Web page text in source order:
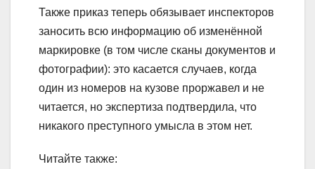
Также приказ теперь обязывает инспекторов
заносить всю информацию об изменённой
маркировке (в том числе сканы документов и
фотографии): это касается случаев, когда
один из номеров на кузове проржавел и не
читается, но экспертиза подтвердила, что
никакого преступного умысла в этом нет.
Читайте также: